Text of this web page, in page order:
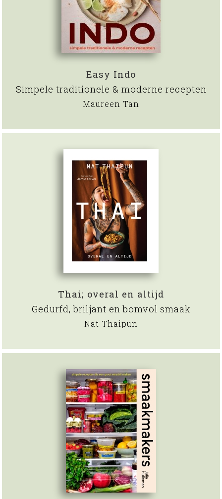
Easy Indo
Simpele traditionele & moderne recepten
Maureen Tan
Thai; overal en altijd
Gedurfd, briljant en bomvol smaak
Nat Thaipun